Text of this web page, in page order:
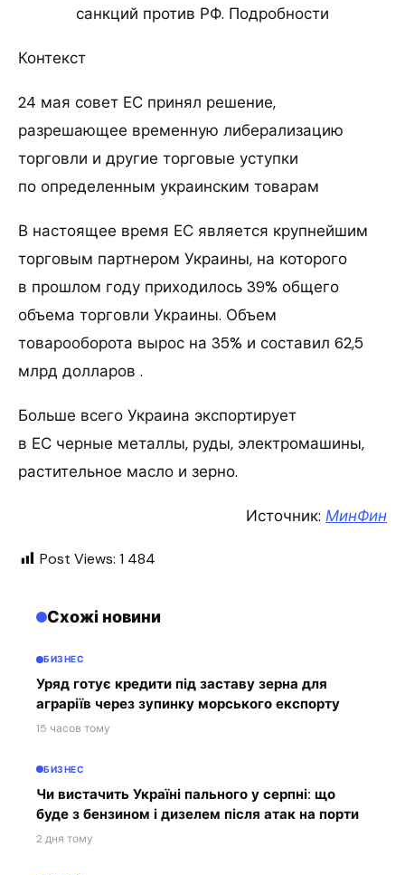
санкций против РФ. Подробности
Контекст
24 мая совет ЕС принял решение,
разрешающее временную либерализацию
торговли и другие торговые уступки
по определенным украинским товарам
В настоящее время ЕС является крупнейшим
торговым партнером Украины, на которого
в прошлом году приходилось 39% общего
объема торговли Украины. Объем
товарооборота вырос на 35% и составил 62,5
млрд долларов .
Больше всего Украина экспортирует
в ЕС черные металлы, руды, электромашины,
растительное масло и зерно.
Источник: МинФин
Post Views: 1 484
Схожі новини
БИЗНЕС
Уряд готує кредити під заставу зерна для
аграріїв через зупинку морського експорту
15 часов тому
БИЗНЕС
Чи вистачить Україні пального у серпні: що
буде з бензином і дизелем після атак на порти
2 дня тому